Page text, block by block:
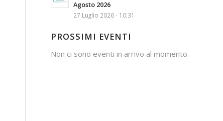
Agosto 2026
27 Luglio 2026 - 10:31
PROSSIMI EVENTI
Non ci sono eventi in arrivo al momento.